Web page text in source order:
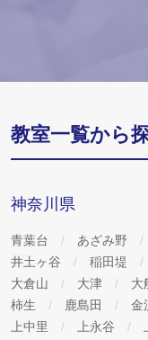
教室一覧から
神奈川県
青葉台 あざみ野
井土ヶ谷
稲田堤
大倉山
大津 大
柿生
鹿島田 金
上中里
上永谷